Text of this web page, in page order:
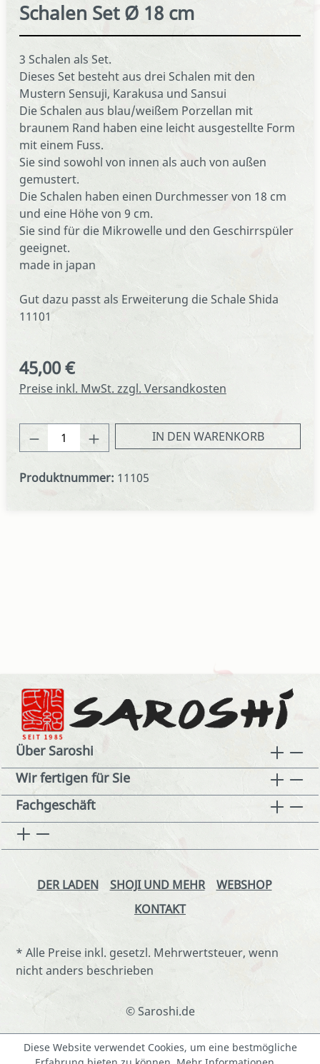
Schalen Set Ø 18 cm
3 Schalen als Set.
Dieses Set besteht aus drei Schalen mit den
Mustern Sensuji, Karakusa und Sansui
Die Schalen aus blau/weißem Porzellan mit
braunem Rand haben eine leicht ausgestellte Form
mit einem Fuss.
Sie sind sowohl von innen als auch von außen
gemustert.
Die Schalen haben einen Durchmesser von 18 cm
und eine Höhe von 9 cm.
Sie sind für die Mikrowelle und den Geschirrspüler
geeignet.
made in japan
Gut dazu passt als Erweiterung die Schale Shida
11101
Regulärer Preis:
45,00 €
Preise inkl. MwSt. zzgl. Versandkosten
Produkt Anzahl: Gib denIN DEN WARENKORB
Produktnummer: 11105
Über Saroshi
Wir fertigen für Sie
Fachgeschäft
DER LADEN SHOJI UND MEHR
WEBSHOP
KONTAKT
* Alle Preise inkl. gesetzl. Mehrwertsteuer, wenn
nicht anders beschrieben
© Saroshi.de
Diese Website verwendet Cookies, um eine bestmögliche